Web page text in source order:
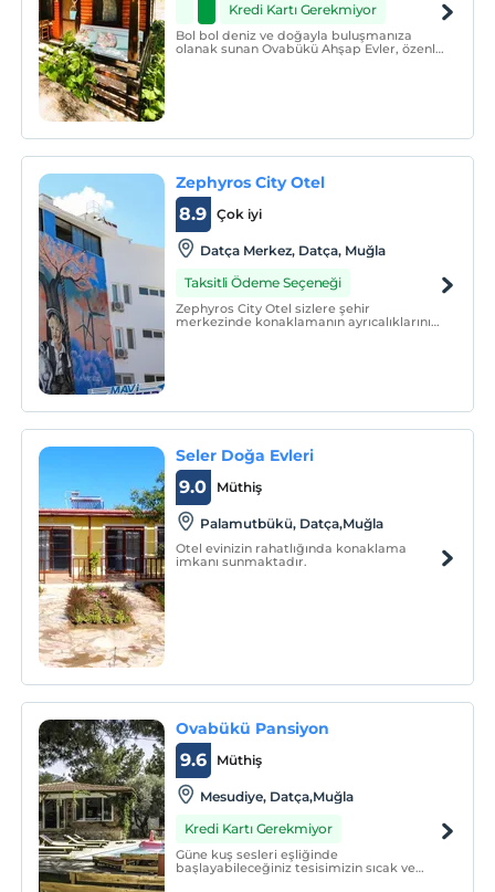
Kredi Kartı Gerekmiyor
Bol bol deniz ve doğayla buluşmanıza
olanak sunan Ovabükü Ahşap Evler, özenle
Zephyros City Otel
Çok iyi
8.9
Datça Merkez, Datça, Muğla
Taksitli Ödeme Seçeneği
Zephyros City Otel sizlere şehir
merkezinde konaklamanın ayrıcalıklarını
Seler Doğa Evleri
Müthiş
9.0
Palamutbükü, Datça,Muğla
Otel evinizin rahatlığında konaklama
imkanı sunmaktadır.
Ovabükü Pansiyon
Müthiş
9.6
Mesudiye, Datça,Muğla
Kredi Kartı Gerekmiyor
Güne kuş sesleri eşliğinde
başlayabileceğiniz tesisimizin sıcak ve